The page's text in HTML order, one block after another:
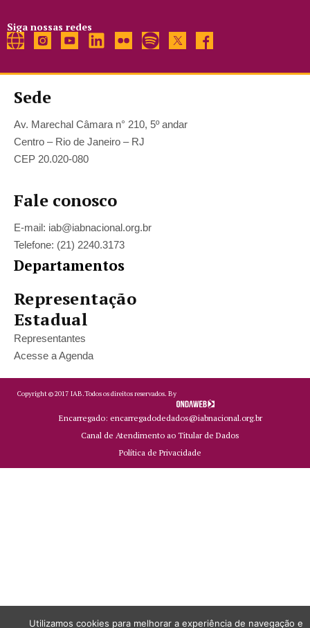
Siga nossas redes
Sede
Av. Marechal Câmara n° 210, 5º andar
Centro – Rio de Janeiro – RJ
CEP 20.020-080
Fale conosco
E-mail: iab@iabnacional.org.br
Telefone: (21) 2240.3173
Departamentos
Representação
Estadual
Representantes
Acesse a Agenda
Copyright ©2017 IAB.Todos os direitos reservados. By
Encarregado: encarregadodedados@iabnacional.org.br
Canal de Atendimento ao Titular de Dados
Política de Privacidade
Utilizamos cookies para melhorar a experiência de navegação e